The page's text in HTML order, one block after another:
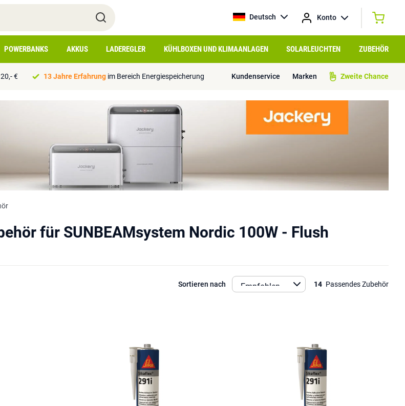
Deutsch Konto
POWERBANKS AKKUS LADEREGLER KÜHLBOXEN UND KLIMAANLAGEN SOLARLEUCHTEN ZUBEHÖR
€ 13 Jahre Erfahrung im Bereich Energiespeicherung Kundenservice Marken Zweite Chance
für SUNBEAMsystem Nordic 100W - Flush
Sortieren nach 14 Passendes Zubehör